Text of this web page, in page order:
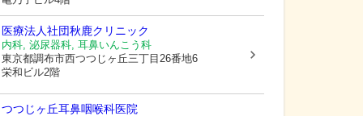
医療法人社団秋鹿クリニック
内科, 泌尿器科, 耳鼻いんこう科
東京都調布市西つつじヶ丘三丁目26番地6
栄和ビル2階
つつじヶ丘耳鼻咽喉科医院